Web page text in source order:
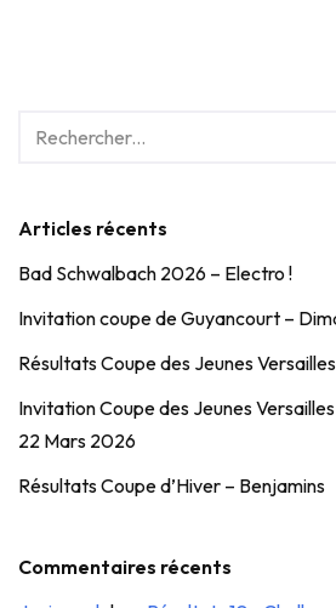
Articles récents
Bad Schwalbach 2026 – Electro !
Invitation coupe de Guyancourt –
Résultats Coupe des Jeunes
Invitation Coupe des Jeunes
22 Mars 2026
Résultats Coupe d’Hiver – Benjamins
Commentaires récents